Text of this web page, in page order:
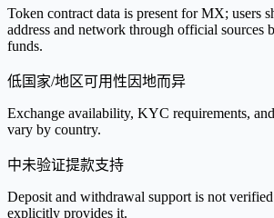
Token contract data is present for MX; users
address and network through official sources
funds.
低国家/地区可用性因地而异
Exchange availability, KYC requirements,
vary by country.
中未验证提款支持
Deposit and withdrawal support is not verified
explicitly provides it.